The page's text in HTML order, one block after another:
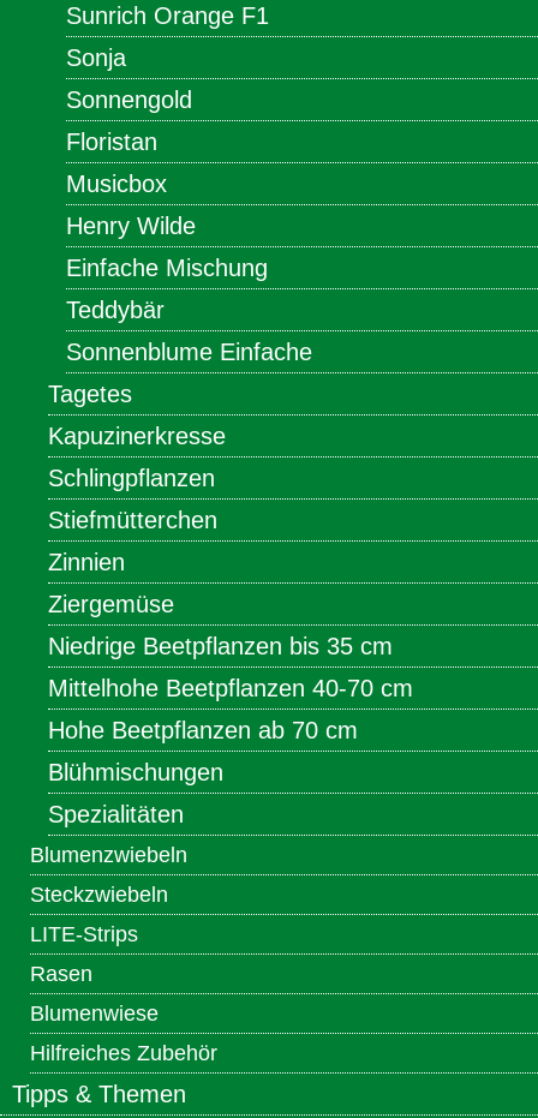
Sunrich Orange F1
Sonja
Sonnengold
Floristan
Musicbox
Henry Wilde
Einfache Mischung
Teddybär
Sonnenblume Einfache
Tagetes
Kapuzinerkresse
Schlingpflanzen
Stiefmütterchen
Zinnien
Ziergemüse
Niedrige Beetpflanzen bis 35 cm
Mittelhohe Beetpflanzen 40-70 cm
Hohe Beetpflanzen ab 70 cm
Blühmischungen
Spezialitäten
Blumenzwiebeln
Steckzwiebeln
LITE-Strips
Rasen
Blumenwiese
Hilfreiches Zubehör
Tipps & Themen